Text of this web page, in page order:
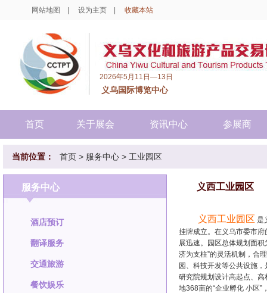
网站地图 设为主页 收藏本站
2026年5月11日—13日
义乌国际博览中心
首页 关于展会 资讯中心 参展商
当前位置： 首页 > 服务中心 > 工业园区
服务中心
酒店预订
翻译服务
交通旅游
餐饮娱乐
义西工业园区
义西工业园区 是
挂牌成立。在义乌市委市
展迅速。园区总体规划面
济为支柱”的灵活机制，合
园、科技开发等公共设施
研究院规划设计高起点、
地368亩的“企业孵化 小区